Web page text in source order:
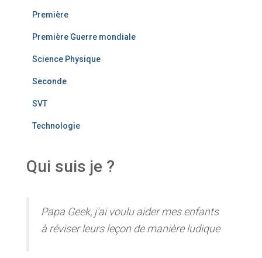
Première
Première Guerre mondiale
Science Physique
Seconde
SVT
Technologie
Qui suis je ?
Papa Geek, j'ai voulu aider mes enfants
à réviser leurs leçon de manière ludique